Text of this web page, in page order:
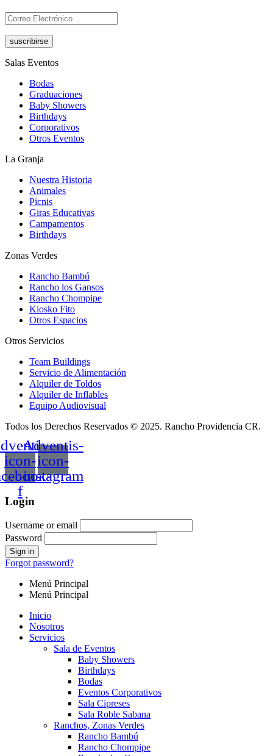
suscribirse
Salas Eventos
Bodas
Graduaciones
Baby Showers
Birthdays
Corporativos
Otros Eventos
La Granja
Nuestra Historia
Animales
Picnis
Giras Educativas
Campamentos
Birthdays
Zonas Verdes
Rancho Bambú
Rancho los Gansos
Rancho Chompipe
Kiosko Fito
Otros Espacios
Otros Servicios
Team Buildings
Servicio de Alimentación
Alquiler de Toldos
Alquiler de Inflables
Equipo Audiovisual
Todos los Derechos Reservados © 2025. Rancho Providencia CR.
icon-
f
Adventis-
icon-
instagram
Login
Username or email
Password
Forgot password?
Menú Principal
Menú Principal
Inicio
Nosotros
Servicios
Sala de Eventos
Baby Showers
Birthdays
Bodas
Eventos Corporativos
Sala Cipreses
Sala Roble Sabana
Ranchos, Zonas Verdes
Rancho Bambú
Rancho Chompipe